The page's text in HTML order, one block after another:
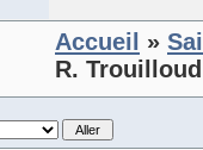
Accueil »
R. Trouilloud